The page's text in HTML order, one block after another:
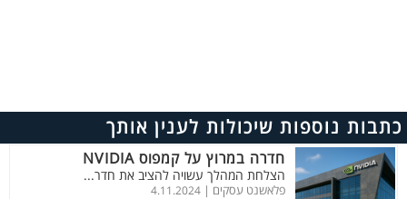
כתבות נוספות שיכולות לענין אותך
חדרה במרוץ על קמפוס NVIDIA
הצלחת המהלך עשויה להציב את חדר...
פלאשנט עסקים | 4.11.2024